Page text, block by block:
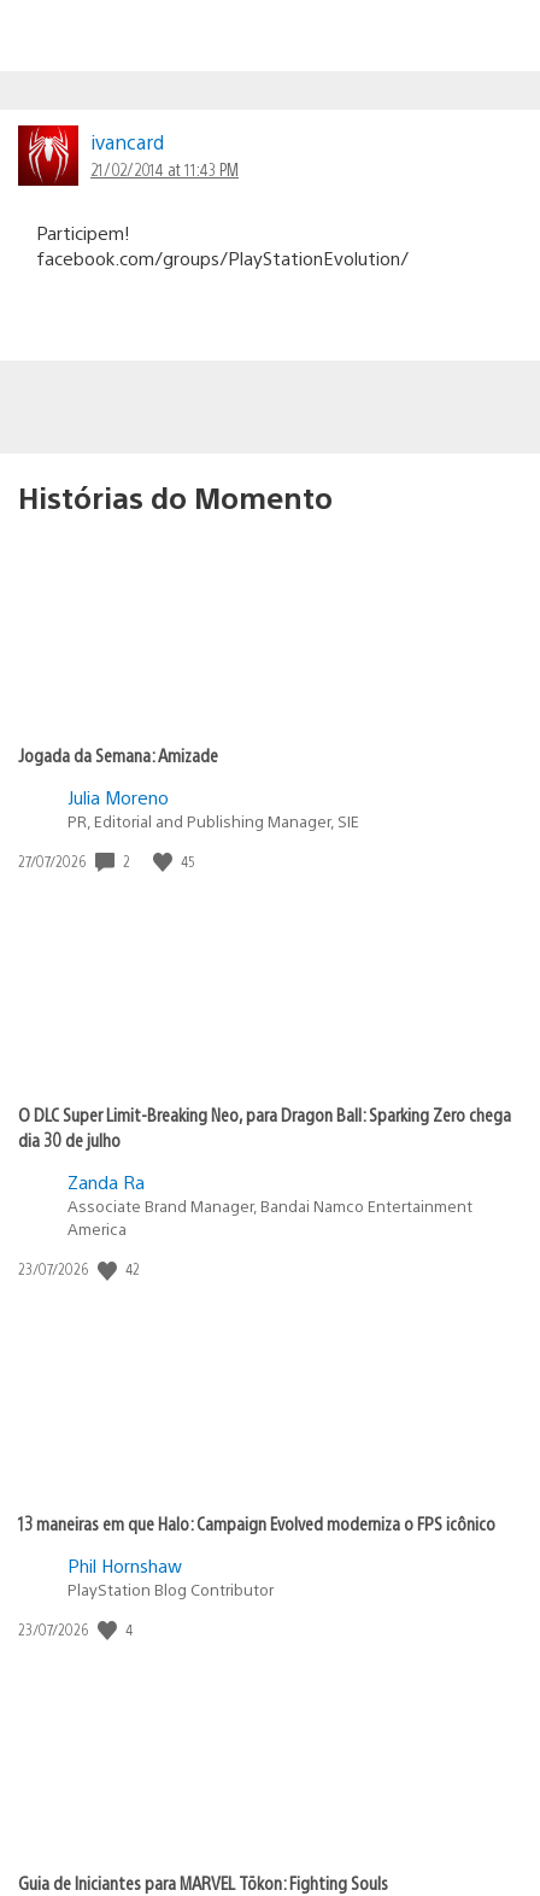
ivancard
21/02/2014 at 11:43 PM
Participem!
facebook.com/groups/PlayStationEvolution/
Histórias do Momento
Jogada da Semana: Amizade
Julia Moreno
PR, Editorial and Publishing Manager, SIE
Data
27/07/2026 2 45
O DLC Super Limit-Breaking Neo, para Dragon Ball: Sparking Zero chega
dia 30 de julho
Zanda Ra
Associate Brand Manager, Bandai Namco Entertainment
America
Data
23/07/2026 42
13 maneiras em que Halo: Campaign Evolved moderniza o FPS icônico
Phil Hornshaw
PlayStation Blog Contributor
Data
23/07/2026 4
Guia de Iniciantes para MARVEL Tōkon: Fighting Souls